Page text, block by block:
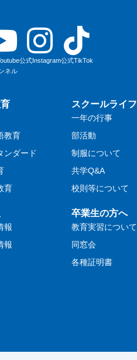
ネル
公式Instagram公式TikTok
教育
ンダード
育
スクールライフ
一年の行事
部活動
制服について
共学Q&A
校則等について
報
報
卒業生の方へ
教育実習について
同窓会
各種証明書